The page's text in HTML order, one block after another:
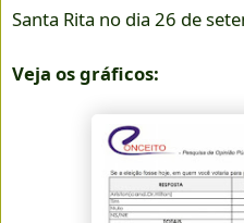
Santa Rita no dia 26 de
Veja os gráficos: